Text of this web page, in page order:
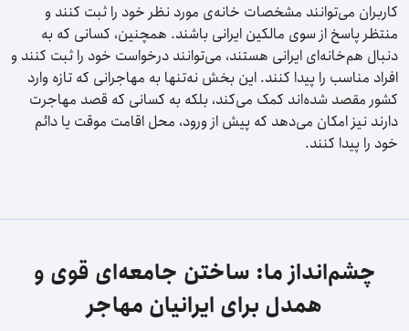
کاربران می‌توانند مشخصات خانه‌ی مورد نظر خود را ثبت کنند و
منتظر پاسخ از سوی مالکین ایرانی باشند. همچنین، کسانی که به
دنبال هم‌خانه‌ای ایرانی هستند، می‌توانند درخواست خود را ثبت کنند و
افراد مناسب را پیدا کنند. این بخش نه‌تنها به مهاجرانی که تازه وارد
کشور مقصد شده‌اند کمک می‌کند، بلکه به کسانی که قصد مهاجرت
دارند نیز امکان می‌دهد که پیش از ورود، محل اقامت موقت یا دائم
خود را پیدا کنند.
چشم‌انداز ما: ساختن جامعه‌ای قوی و
همدل برای ایرانیان مهاجر